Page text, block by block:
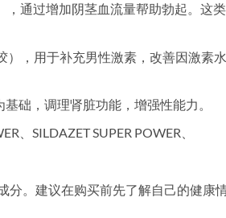
通过增加阴茎血流量帮助勃起。这
，用于补充男性激素，改善因激素
础，调理肾脏功能，增强性能力。
、SILDAZET SUPER POWER、
分。建议在购买前先了解自己的健康